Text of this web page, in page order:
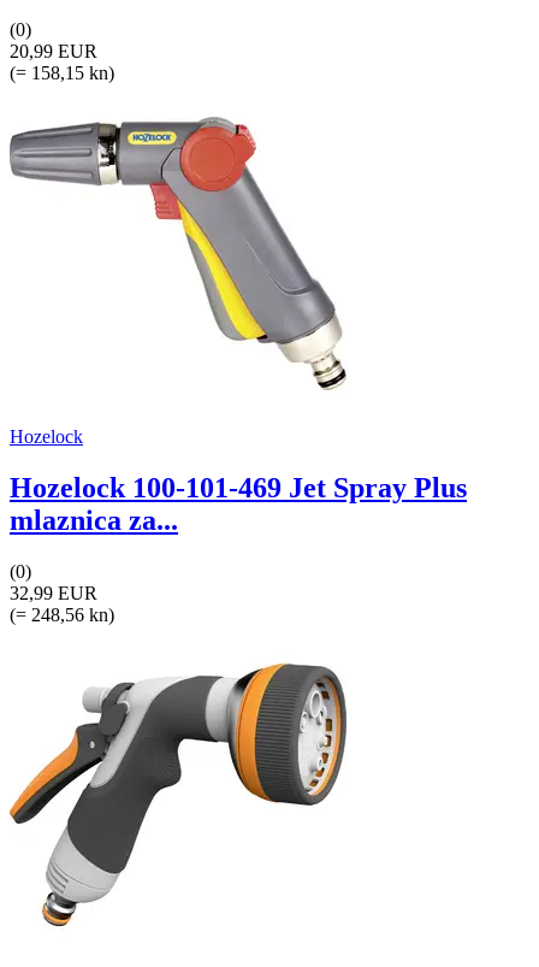
(0)
20,99 EUR
(= 158,15 kn)
Hozelock
Hozelock 100-101-469 Jet Spray Plus
mlaznica za...
(0)
32,99 EUR
(= 248,56 kn)